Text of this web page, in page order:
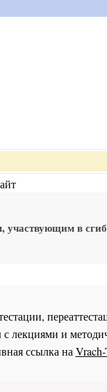
в
лекциями и
ссылка на